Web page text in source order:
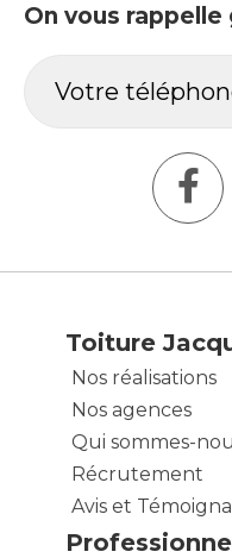
On vous
Toiture
Nos réalisations
Nos agences
Qui sommes-
Récrutement
Avis et